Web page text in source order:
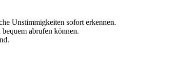
Unstimmigkeiten sofort erkennen.
abrufen können.